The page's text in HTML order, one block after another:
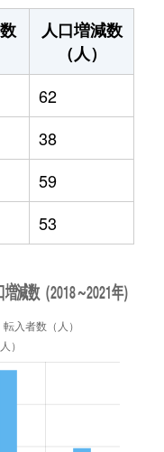
人口増減数
（人）
62
38
59
53